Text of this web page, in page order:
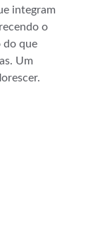
integram
o
do que
Um